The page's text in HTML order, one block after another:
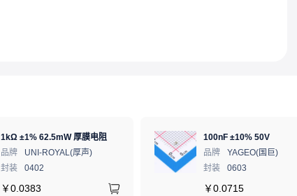
1kΩ ±1% 62.5mW 厚膜电阻
品牌
UNI-ROYAL(厚声)
封装
0402
￥0.0383
100nF ±10% 50V
品牌
YAGEO(国巨)
封装
0603
￥0.0715